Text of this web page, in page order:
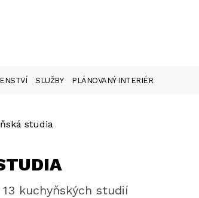
SLUŽBY PLÁNOVANÝ INTERIÉR
studia
kuchyňských studií